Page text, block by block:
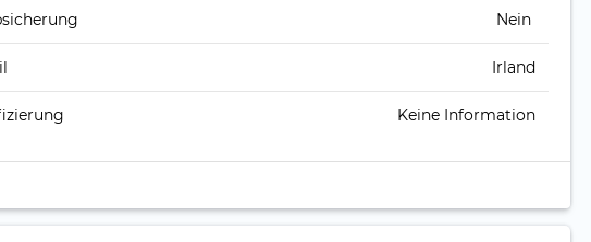
Nein
Irland
Keine Information